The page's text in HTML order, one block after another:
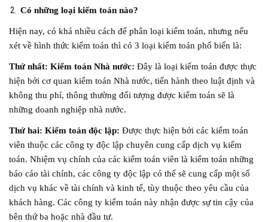
Có những loại kiểm toán nào?
Hiện nay, có khá nhiều cách để phân loại kiểm toán, nhưng nếu
xét về hình thức kiểm toán thì có 3 loại kiểm toán phổ biến là:
Thứ nhất: Kiểm toán Nhà nước: Đây là loại kiểm toán được thực
hiện bởi cơ quan kiểm toán Nhà nước, tiến hành theo luật định và
không thu phí, thông thường đối tượng được kiểm toán sẽ là
những doanh nghiệp nhà nước.
Thứ hai: Kiểm toán độc lập: Được thực hiện bởi các kiểm toán
viên thuộc các công ty độc lập chuyên cung cấp dịch vụ kiểm
toán. Nhiệm vụ chính của các kiểm toán viên là kiểm toán những
báo cáo tài chính, các công ty độc lập có thể sẽ cung cấp một số
dịch vụ khác về tài chính và kinh tế, tùy thuộc theo yêu cầu của
khách hàng. Các công ty kiểm toán này nhận được sự tin cậy của
bên thứ ba hoặc nhà đầu tư.